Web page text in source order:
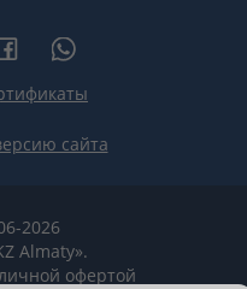
сайта
2026
Almaty».
офертой